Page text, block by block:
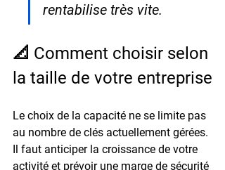
rentabilise très vite.
📐 Comment choisir selon
la taille de votre entreprise
Le choix de la capacité ne se limite pas
au nombre de clés actuellement gérées.
Il faut anticiper la croissance de votre
activité et prévoir une marge de sécurité